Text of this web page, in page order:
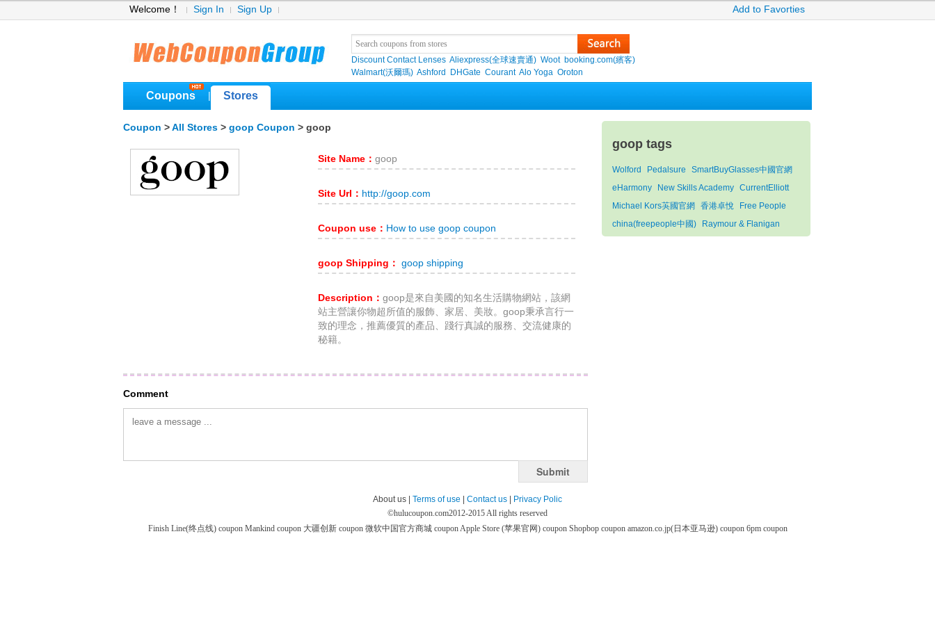
Welcome！ Sign In Sign Up Add to Favorties
Discount Contact Lenses Aliexpress(全球速賣通) Woot booking.com(繽客)
Walmart(沃爾瑪) Ashford DHGate Courant Alo Yoga Oroton
Coupons Stores
Coupon > All Stores > goop Coupon > goop
Site Name： goop
Site Url： http://goop.com
Coupon use： How to use goop coupon
goop Shipping： goop shipping
Description： goop是來自美國的知名生活購物網站，該網
站主營讓你物超所值的服飾、家居、美妝。goop秉承言行一
致的理念，推薦優質的產品、踐行真誠的服務、交流健康的
秘籍。
Comment
Submit
goop tags
Wolford Pedalsure
SmartBuyGlasses中國官網
eHarmony
New Skills Academy CurrentElliott
Michael Kors芵國官網
香港卓悅
Free People
china(freepeople中國)
Raymour & Flanigan
About us | Terms of use Contact us
Privacy Polic
©hulucoupon.com2012-2015 All rights reserved
Finish Line(终点线) coupon Mankind coupon 大疆创新 coupon 微软中国官方商城 couponApple Store (苹果官网) coupon Shopbop coupon amazon.co.jp(日本亚马逊) coupon 6pm coupon